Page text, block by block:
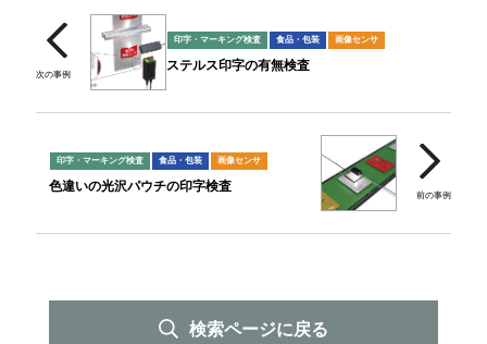
印字・マーキング検査 食品・包装 画像センサ
ステルス印字の有無検査
印字・マーキング検査 食品・包装 画像センサ
色違いの光沢パウチの印字検査
検索ページに戻る